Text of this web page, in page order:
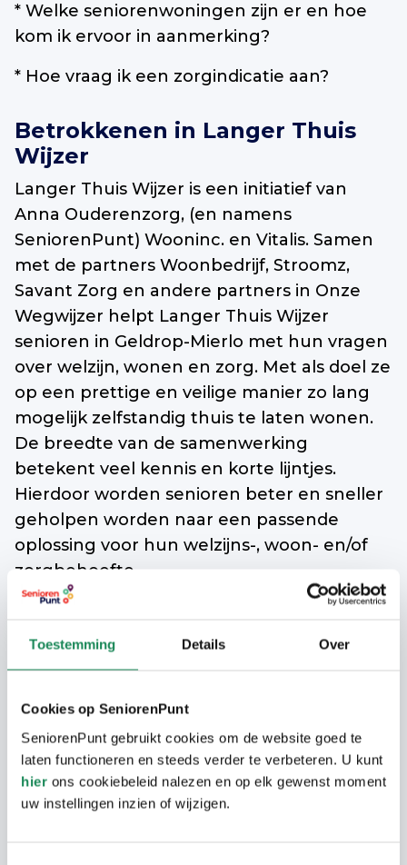
Toestemming Details Over
Cookies op SeniorenPunt
SeniorenPunt gebruikt cookies om de website goed te
laten functioneren en steeds verder te verbeteren. U kunt
hier ons cookiebeleid nalezen en op elk gewenst moment
uw instellingen inzien of wijzigen.
* Welke seniorenwoningen zijn er en hoe
kom ik ervoor in aanmerking?
* Hoe vraag ik een zorgindicatie aan?
Betrokkenen in Langer Thuis
Wijzer
Langer Thuis Wijzer is een initiatief van
Anna Ouderenzorg, (en namens
SeniorenPunt) Wooninc. en Vitalis. Samen
met de partners Woonbedrijf, Stroomz,
Savant Zorg en andere partners in Onze
Wegwijzer helpt Langer Thuis Wijzer
senioren in Geldrop-Mierlo met hun vragen
over welzijn, wonen en zorg. Met als doel ze
op een prettige en veilige manier zo lang
mogelijk zelfstandig thuis te laten wonen.
De breedte van de samenwerking
betekent veel kennis en korte lijntjes.
Hierdoor worden senioren beter en sneller
geholpen worden naar een passende
oplossing voor hun welzijns-, woon- en/of
zorgbehoefte.
De Weeffabriek is ook de plek waar vanaf
Dit brede loket is er voor alle inwoners van
Geldrop-Mierlo met een hulpvraag. Hier
bieden getrainde vrijwilligers een luisterend
oor, beantwoorden vragen en verwijzen
eventueel door naar het juiste loket. Zoals